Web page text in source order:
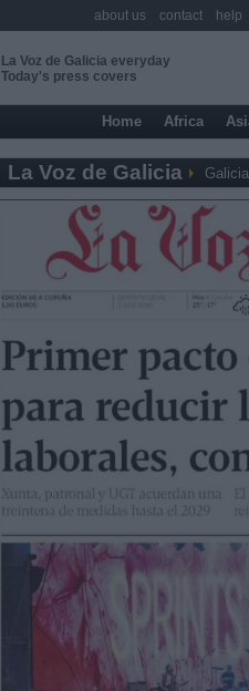
La Voz de Galicia everyday
Today's press covers
Home Africa
La Voz de Galicia Galicia
about us contact help